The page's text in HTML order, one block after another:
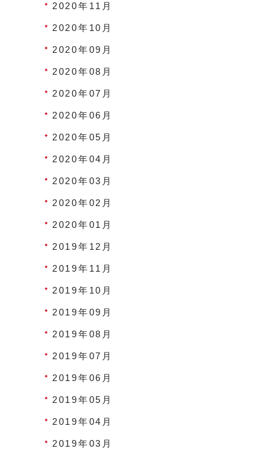
2020年11月
2020年10月
2020年09月
2020年08月
2020年07月
2020年06月
2020年05月
2020年04月
2020年03月
2020年02月
2020年01月
2019年12月
2019年11月
2019年10月
2019年09月
2019年08月
2019年07月
2019年06月
2019年05月
2019年04月
2019年03月